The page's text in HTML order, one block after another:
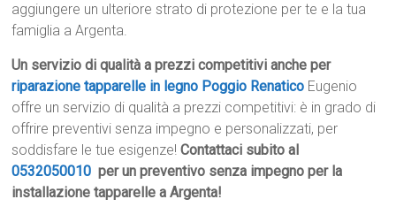
aggiungere un ulteriore strato di protezione per te e la tua
famiglia a Argenta.
Un servizio di qualità a prezzi competitivi anche per
riparazione tapparelle in legno Poggio Renatico Eugenio
offre un servizio di qualità a prezzi competitivi: è in grado di
offrire preventivi senza impegno e personalizzati, per
soddisfare le tue esigenze!Contattaci subito al
0532050010 per un preventivo senza impegno per la
installazione tapparelle a Argenta!